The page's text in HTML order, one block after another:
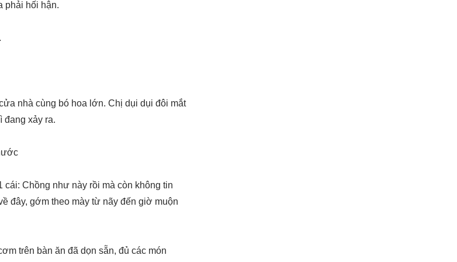
phải hối hận.
nhà cùng bó hoa lớn. Chị dụi dụi đôi mắt
đang xảy ra.
Chồng như này rồi mà còn không tin
đây, gớm theo mày từ nãy đến giờ muộn
trên bàn ăn đã dọn sẵn, đủ các món